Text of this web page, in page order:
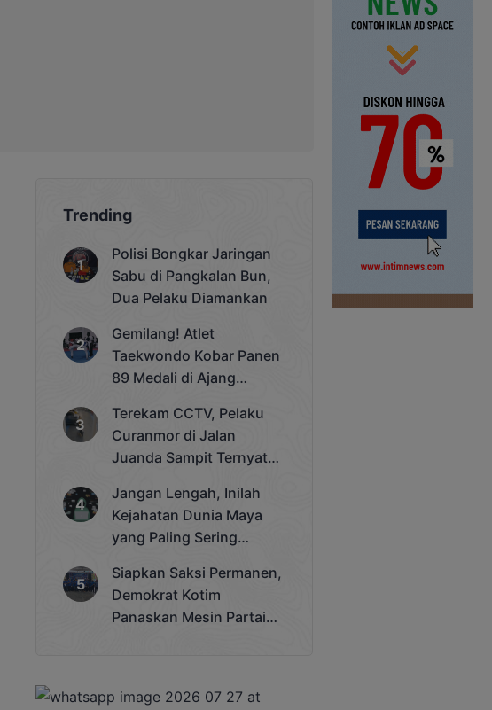
Trending
Polisi Bongkar Jaringan
Sabu di Pangkalan Bun,
Dua Pelaku Diamankan
Gemilang! Atlet
Taekwondo Kobar Panen
89 Medali di Ajang
Cup 2025
Terekam CCTV, Pelaku
Curanmor di Jalan
Juanda Sampit Ternyata
Jangan Lengah, Inilah
Kejahatan Dunia Maya
yang Paling Sering
Siapkan Saksi Permanen,
Demokrat Kotim
Panaskan Mesin Partai